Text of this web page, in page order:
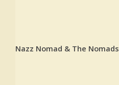
Nazz Nomad & The Nomads